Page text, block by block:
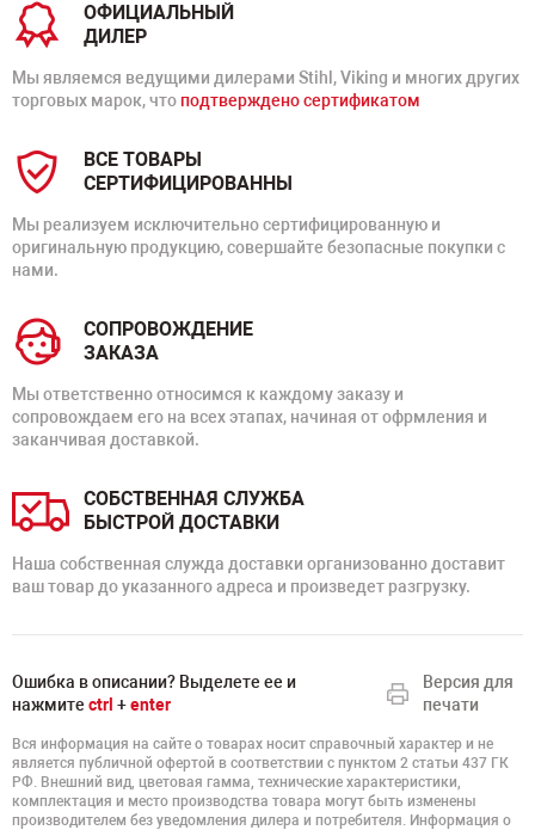
ОФИЦИАЛЬНЫЙ
ДИЛЕР
Мы являемся ведущими дилерами Stihl, Viking и многих других
торговых марок, что подтверждено сертификатом
ВСЕ ТОВАРЫ
СЕРТИФИЦИРОВАННЫ
Мы реализуем исключительно сертифицированную и
оригинальную продукцию, совершайте безопасные покупки с
нами.
СОПРОВОЖДЕНИЕ
ЗАКАЗА
Мы ответственно относимся к каждому заказу и
сопровождаем его на всех этапах, начиная от офрмления и
заканчивая доставкой.
СОБСТВЕННАЯ СЛУЖБА
БЫСТРОЙ ДОСТАВКИ
Наша собственная служда доставки организованно доставит
ваш товар до указанного адреса и произведет разгрузку.
Ошибка в описании? Выделете ее и
нажмите ctrl +enter
Версия для
печати
Вся информация на сайте о товарах носит справочный характер и не
является публичной офертой в соответствии с пунктом 2 статьи 437 ГК
РФ. Внешний вид, цветовая гамма, технические характеристики,
комплектация и место производства товара могут быть изменены
производителем без уведомления дилера и потребителя. Информация о